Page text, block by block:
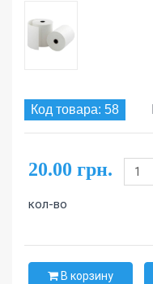
Код товара: 58
20.00 грн.
кол-во
В корзину